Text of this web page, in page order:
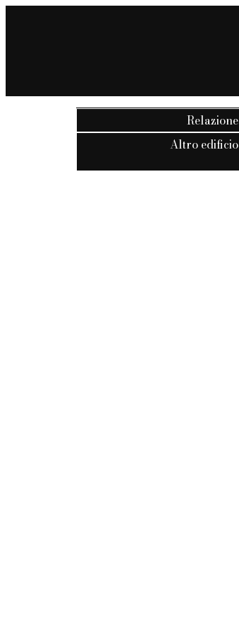
Relazione
Altro edificio